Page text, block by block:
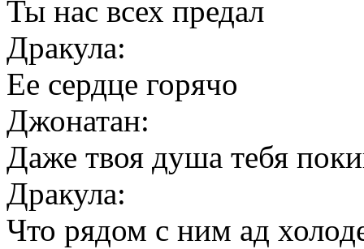
Ты нас всех предал
Дракула:
Ее сердце горячо
Джонатан:
Даже твоя душа тебя
Дракула:
Что рядом с ним ад